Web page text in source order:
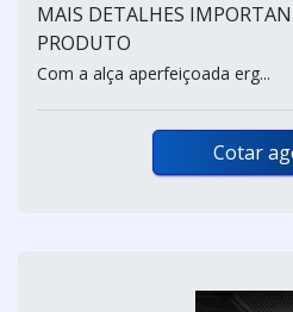
MAIS DETALHES
PRODUTO
Com a alça aperfeiçoada erg...
Cotar